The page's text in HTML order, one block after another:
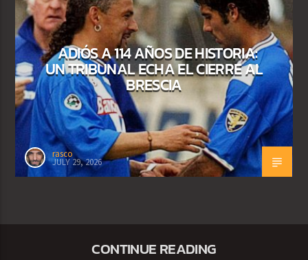
ADIÓS A 114 AÑOS DE HISTORIA:
UN TRIBUNAL ECHA EL CIERRE AL
BRESCIA
rasco
JULY 29, 2026
CONTINUE READING